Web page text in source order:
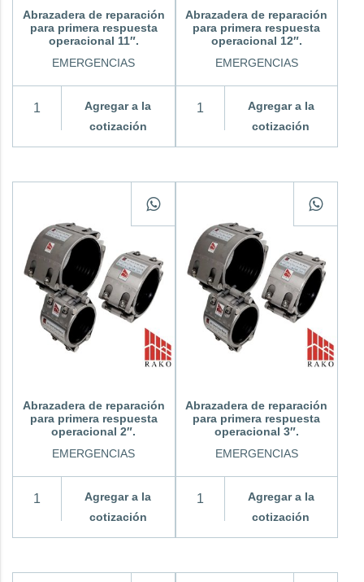
Abrazadera de reparación
para primera respuesta
operacional 11″.
EMERGENCIAS
Agregar a la
cotización
Abrazadera de reparación
para primera respuesta
operacional 12″.
EMERGENCIAS
Agregar a la
cotización
Abrazadera de reparación
para primera respuesta
operacional 2″.
EMERGENCIAS
Agregar a la
cotización
Abrazadera de reparación
para primera respuesta
operacional 3″.
EMERGENCIAS
Agregar a la
cotización